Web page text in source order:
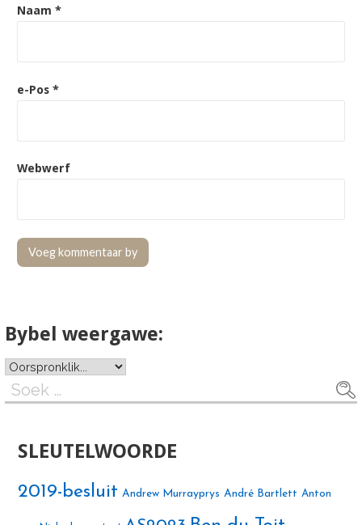
Naam *
e-Pos *
Webwerf
Bybel weergawe:
Soek
na:
SLEUTELWOORDE
2019-besluit Andrew Murrayprys André Bartlett Anton